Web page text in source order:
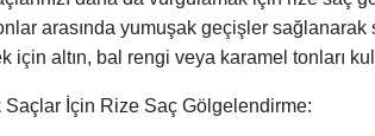
arasında yumuşak geçişler sağlanarak
için altın, bal rengi veya karamel tonları
Saçlar İçin Rize Saç Gölgelendirme: